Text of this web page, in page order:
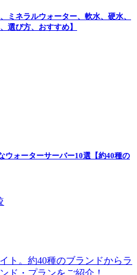
ミネラルウォーター、軟水、硬水、
選び方、おすすめ】
ウォーターサーバー10選【約40種の
ト。約40種のブランドからラ
ド・プランをご紹介！